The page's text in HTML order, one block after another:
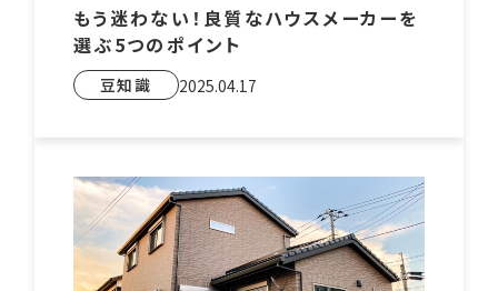
もう迷わない！良質なハウスメーカーを
選ぶ5つのポイント
豆知識 2025.04.17